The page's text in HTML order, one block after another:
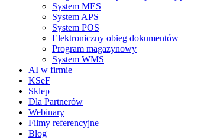
System MES
System APS
System POS
Elektroniczny obieg dokumentów
Program magazynowy
System WMS
AI w firmie
KSeF
Sklep
Dla Partnerów
Webinary
Filmy referencyjne
Blog